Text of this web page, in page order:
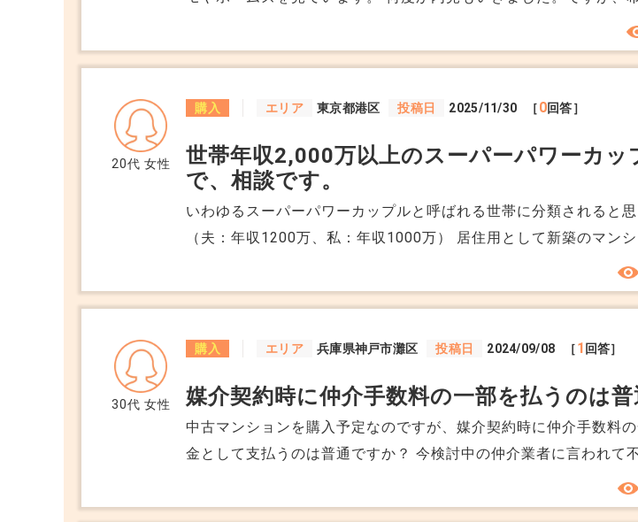
にマッチする物件がどうしてもありません。 条件が多すぎるのか
んが、平米数、築年数、間取り、ペット飼育可、立地等を考える
物件をいち早く知る方法はありませんか？ サイトの売り出された
ださい。 よろしくお願いします!!
20代 女性
購入 エリア 東京都港区 投稿日 2025/11/30 ［0回答］
世帯年収2,000万以上のスーパーパワーカッ
で、相談です。
いわゆるスーパーパワーカップルと呼ばれる世帯に分類されると思
（夫：年収1200万、私：年収1000万） 居住用として新築のマン
入したく、物件を探しているところです。 マンション価格はまだ
ていくのでしょうか？ 新築だと高く購入し、売るときには安くなってしまう
えていませんでしたが、最近になって少し見るようになってきまし
30代 女性
購入 エリア 兵庫県神戸市灘区 投稿日 2024/09/08 ［1 回答］
媒介契約時に仲介手数料の一部を払うのは普
中古マンションを購入予定なのですが、媒介契約時に仲介手数料
金として支払うのは普通ですか？ 今検討中の仲介業者に言われて
っています。 売買成立後に仲介手数料を支払う流れかと思ってい
が。